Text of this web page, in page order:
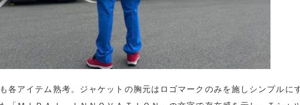
各アイテム熟考。ジャケットの胸元はロゴマークのみを施しシンプルに